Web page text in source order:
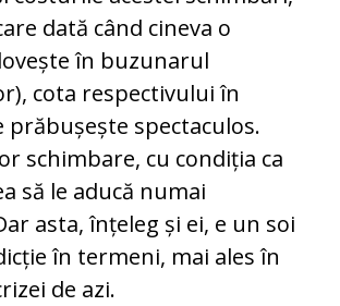
dată când cineva o
în buzunarul
cota respectivului în
prăbușește spectaculos.
schimbare, cu condiția ca
să le aducă numai
asta, înțeleg și ei, e un soi
în termeni, mai ales în
de azi.